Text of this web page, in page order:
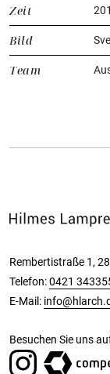
Zeit
Bild
Team
Rembertistraße 1,
Telefon:0421
E-Mail:
Besuchen Sie uns